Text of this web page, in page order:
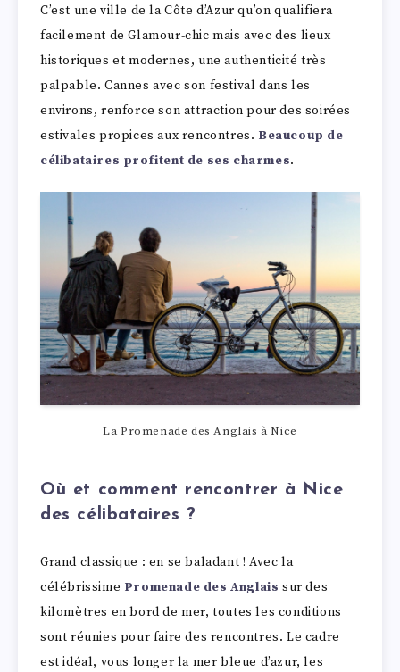
C’est une ville de la Côte d’Azur qu’on qualifiera
facilement de Glamour-chic mais avec des lieux
historiques et modernes, une authenticité très
palpable. Cannes avec son festival dans les
environs, renforce son attraction pour des soirées
estivales propices aux rencontres. Beaucoup de
célibataires profitent de ses charmes.
La Promenade des Anglais à Nice
Où et comment rencontrer à Nice
des célibataires ?
Grand classique : en se baladant ! Avec la
célébrissime Promenade des Anglais sur des
kilomètres en bord de mer, toutes les conditions
sont réunies pour faire des rencontres. Le cadre
est idéal, vous longer la mer bleue d’azur, les